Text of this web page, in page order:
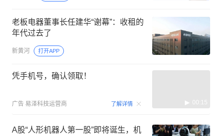
老板电器董事长任建华“谢幕”：收租的
年代过去了
新黄河 打开APP
凭手机号，确认领取！
广告 易泽科技运营商 了解详情 00:15
A股“人形机器人第一股”即将诞生，机